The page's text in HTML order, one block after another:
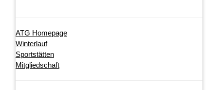
ATG Homepage
Winterlauf
Sportstätten
Mitgliedschaft